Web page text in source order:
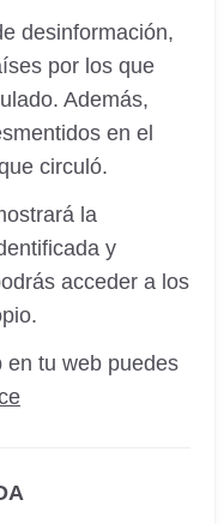
desinformación,
por los que
Además,
en el
circuló.
la
y
acceder a los
en tu web puedes